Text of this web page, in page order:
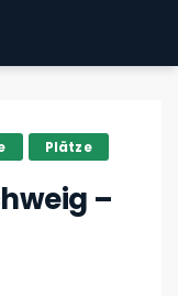
Plätze
–